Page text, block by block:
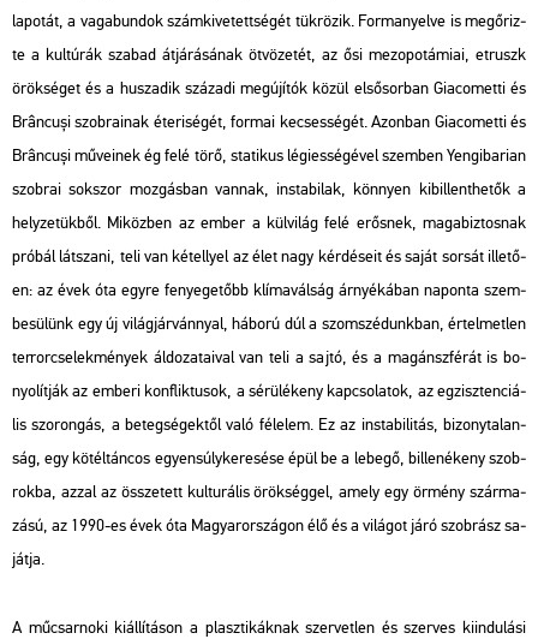
la­po­tát, a va­ga­bun­dok szám­ki­ve­tett­sé­gét tük­rö­zik. For­ma­nyel­ve is meg­őriz­
te a kul­tú­rák sza­bad át­já­rá­sá­nak öt­vö­ze­tét, az ősi me­zo­po­tá­mi­ai, et­ruszk
örök­sé­get és a hu­sza­dik szá­za­di meg­újí­tók közül el­ső­sor­ban Gia­co­met­ti és
Brâncuși szob­ra­i­nak éte­ri­sé­gét, for­mai ke­cses­sé­gét. Azon­ban Gia­co­met­ti és
Brâncuși mű­ve­i­nek ég felé törő, sta­ti­kus lé­gi­es­sé­gé­vel szem­ben Yen­gi­ba­ri­an
szob­rai sok­szor moz­gás­ban van­nak, in­sta­bi­lak, könnyen ki­bil­lent­he­tők a
hely­ze­tük­ből. Mi­köz­ben az ember a kül­vi­lág felé erős­nek, ma­ga­biz­tos­nak
pró­bál lát­sza­ni, teli van ké­tellyel az élet nagy kér­dé­se­it és saját sor­sát il­le­tő­
en: az évek óta egyre fe­nye­ge­tőbb klí­ma­vál­ság ár­nyé­ká­ban na­pon­ta szem­
be­sü­lünk egy új vi­lág­jár­vánnyal, há­bo­rú dúl a szom­szé­dunk­ban, ér­tel­met­len
ter­ror­cse­lek­mé­nyek ál­do­za­ta­i­val van teli a sajtó, és a ma­gán­szfé­rát is bo­
nyo­lít­ják az em­be­ri konf­lik­tu­sok, a sé­rü­lé­keny kap­cso­la­tok, az eg­zisz­ten­ci­á­
lis szo­ron­gás, a be­teg­sé­gek­től való fé­le­lem. Ez az in­sta­bi­li­tás, bi­zony­ta­lan­
ság, egy kö­tél­tán­cos egyen­súly­ke­re­sé­se épül be a le­be­gő, bil­len­ékeny szob­
rok­ba, azzal az össze­tett kul­tu­rá­lis örök­ség­gel, amely egy ör­mény szár­ma­
zá­sú, az 1990-es évek óta Ma­gyar­or­szá­gon élő és a vi­lá­got járó szob­rász sa­
ját­ja.
A mű­csar­no­ki ki­ál­lí­tá­son a plasz­ti­kák­nak szer­vet­len és szer­ves ki­in­du­lá­si